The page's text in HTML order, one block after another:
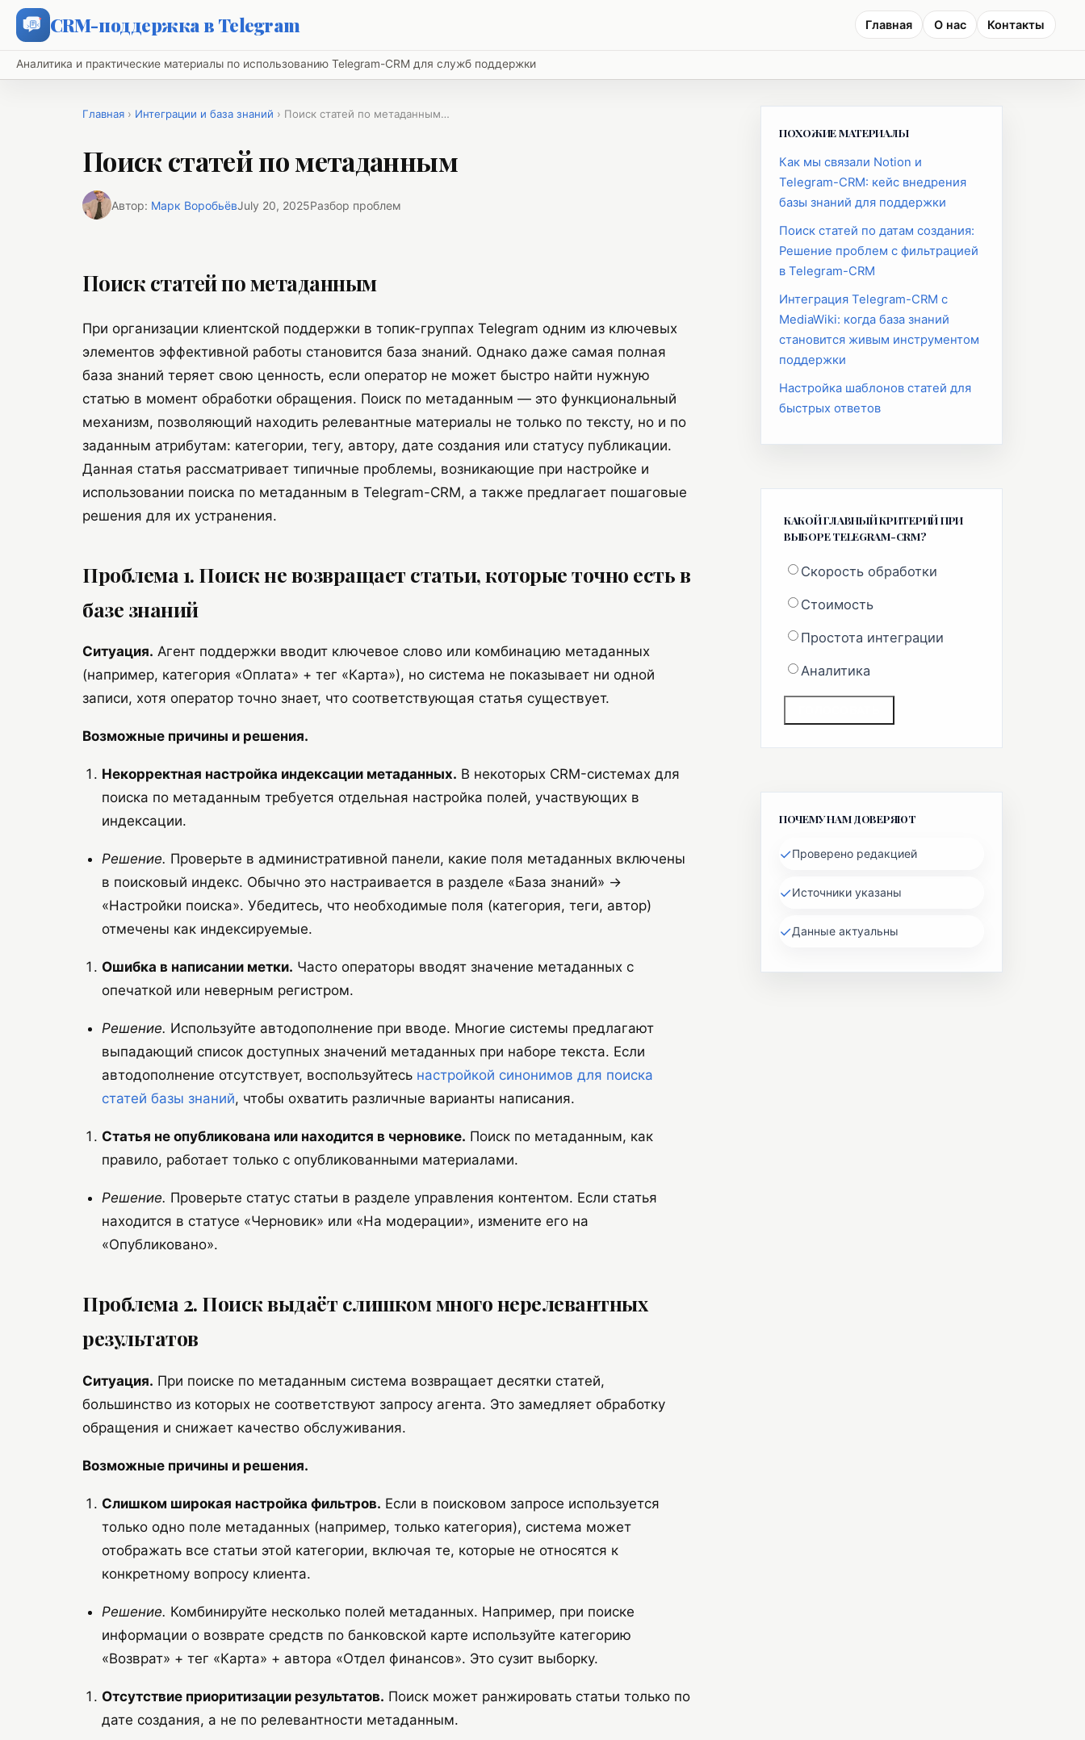
CRM-поддержка в Telegram Главная О нас Контакты
Аналитика и практические материалы по использованию Telegram-CRM для служб поддержки
Главная › Интеграции и база знаний › Поиск статей по метаданным…
Поиск статей по метаданным
Автор: Марк ВоробьёвJuly 20, 2025Разбор проблем
Поиск статей по метаданным
При организации клиентской поддержки в топик-группах Telegram одним из ключевых
элементов эффективной работы становится база знаний. Однако даже самая полная
база знаний теряет свою ценность, если оператор не может быстро найти нужную
статью в момент обработки обращения. Поиск по метаданным — это функциональный
механизм, позволяющий находить релевантные материалы не только по тексту, но и по
заданным атрибутам: категории, тегу, автору, дате создания или статусу публикации.
Данная статья рассматривает типичные проблемы, возникающие при настройке и
использовании поиска по метаданным в Telegram-CRM, а также предлагает пошаговые
решения для их устранения.
Проблема 1. Поиск не возвращает статьи, которые точно есть в
базе знаний
Ситуация. Агент поддержки вводит ключевое слово или комбинацию метаданных
(например, категория «Оплата» + тег «Карта»), но система не показывает ни одной
записи, хотя оператор точно знает, что соответствующая статья существует.
Возможные причины и решения.
Некорректная настройка индексации метаданных. В некоторых CRM-системах для
поиска по метаданным требуется отдельная настройка полей, участвующих в
индексации.
Решение. Проверьте в административной панели, какие поля метаданных включены
в поисковый индекс. Обычно это настраивается в разделе «База знаний» →
«Настройки поиска». Убедитесь, что необходимые поля (категория, теги, автор)
отмечены как индексируемые.
Ошибка в написании метки. Часто операторы вводят значение метаданных с
опечаткой или неверным регистром.
Решение. Используйте автодополнение при вводе. Многие системы предлагают
выпадающий список доступных значений метаданных при наборе текста. Если
автодополнение отсутствует, воспользуйтесь настройкой синонимов для поиска
статей базы знаний, чтобы охватить различные варианты написания.
Статья не опубликована или находится в черновике. Поиск по метаданным, как
правило, работает только с опубликованными материалами.
Решение. Проверьте статус статьи в разделе управления контентом. Если статья
находится в статусе «Черновик» или «На модерации», измените его на
«Опубликовано».
Проблема 2. Поиск выдаёт слишком много нерелевантных
результатов
Ситуация. При поиске по метаданным система возвращает десятки статей,
большинство из которых не соответствуют запросу агента. Это замедляет обработку
обращения и снижает качество обслуживания.
Возможные причины и решения.
Слишком широкая настройка фильтров. Если в поисковом запросе используется
только одно поле метаданных (например, только категория), система может
отображать все статьи этой категории, включая те, которые не относятся к
конкретному вопросу клиента.
Решение. Комбинируйте несколько полей метаданных. Например, при поиске
информации о возврате средств по банковской карте используйте категорию
«Возврат» + тег «Карта» + автора «Отдел финансов». Это сузит выборку.
Отсутствие приоритизации результатов. Поиск может ранжировать статьи только по
дате создания, а не по релевантности метаданным.
ПОХОЖИЕ МАТЕРИАЛЫ
Как мы связали Notion и
Telegram-CRM: кейс внедрения
базы знаний для поддержки
Поиск статей по датам создания:
Решение проблем с фильтрацией
в Telegram-CRM
Интеграция Telegram-CRM с
MediaWiki: когда база знаний
становится живым инструментом
поддержки
Настройка шаблонов статей для
быстрых ответов
КАКОЙ ГЛАВНЫЙ КРИТЕРИЙ ПРИ
ВЫБОРЕ TELEGRAM-CRM?
Скорость обработки
Стоимость
Простота интеграции
Аналитика
ПОЧЕМУ НАМ ДОВЕРЯЮТ
✓Проверено редакцией
✓Источники указаны
✓Данные актуальны